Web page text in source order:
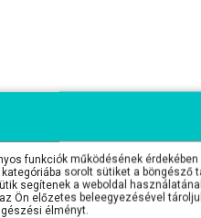
funkciók működésének
sorolt sütiket a
segítenek a weboldal
Ön előzetes beleegyezésével
élményt.